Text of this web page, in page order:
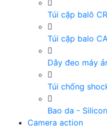
Túi cặp balô
Túi cặp balo
Dây đeo máy
Túi chống
Bao da -
Camera action